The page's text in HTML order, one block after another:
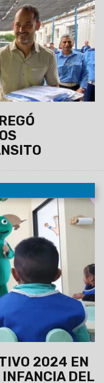
2024 EN
DEL
Emiliano
denominado
de 1, 2 y 3